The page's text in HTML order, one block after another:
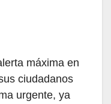
máxima en
ciudadanos
urgente, ya